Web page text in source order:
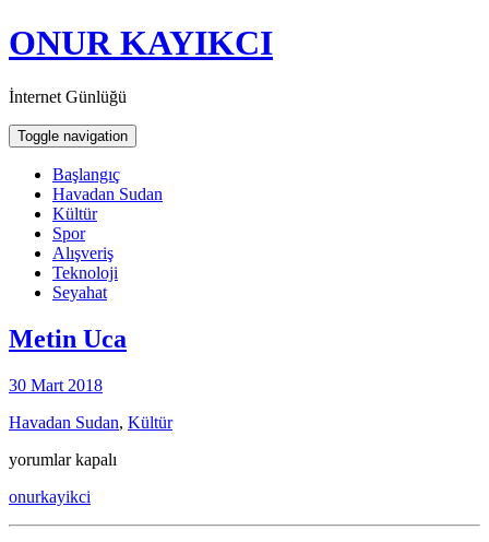
ONUR KAYIKCI
İnternet Günlüğü
Toggle navigation
Başlangıç
Havadan Sudan
Kültür
Spor
Alışveriş
Teknoloji
Seyahat
Metin Uca
30 Mart 2018
Havadan Sudan, Kültür
Metin
için
yorumlar kapalı
onurkayikci